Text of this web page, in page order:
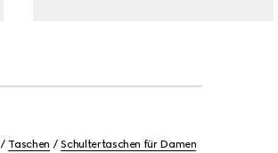
Taschen Schultertaschen für Damen